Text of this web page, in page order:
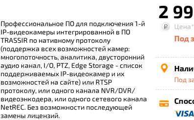
Профессиональное ПО для подключения 1-й
IP-видеокамеры интегрированной в ПО
TRASSIR по нативному протоколу
(поддержка всех возможностей камер:
многопоточность, аналитика, двусторонний
аудио канал, I/O, PTZ, Edge Storage - список
поддерживаемых IP-видеокамер и их
возможностей на сайте) или RTSP
протоколу, или одного канала NVR/DVR/
видеоэнкодера, или одного сетевого канала
NetREC. Без возможности последующей
замены лицензий.
2
Цена*
Под
Под